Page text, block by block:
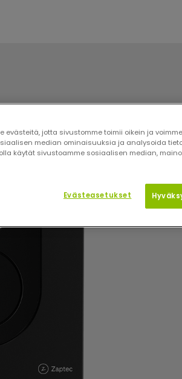
evästeitä, jotta sivustomme toimii oikein ja
median ominaisuuksia ja analysoida
käytät sivustoamme sosiaalisen median,
Evästeasetukset